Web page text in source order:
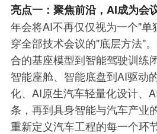
亮点一：聚焦前沿，AI成为会
年会将AI不再仅仅视为一个"
穿全部技术会议的"底层方法"
合的基座模型到智能驾驶训练
智能座舱、智能底盘到AI驱动
化、AI原生汽车轻量化设计、
条，再到具身智能与汽车产
重新定义汽车工程的每一个环节